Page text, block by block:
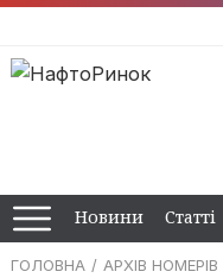
Новини Статті
ГОЛОВНА АРХІВ НОМЕРІВ